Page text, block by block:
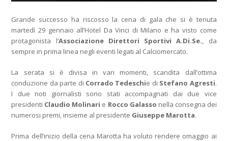
Grande successo ha riscosso la cena di gala che si è tenuta
martedì 29 gennaio all’Hotel Da Vinci di Milano e ha visto come
protagonista l’Associazione Direttori Sportivi A.Di.Se. , da
sempre in prima linea negli eventi legati al Calciomercato.
La serata si è divisa in vari momenti, scandita dall’ottima
conduzione da parte di Corrado Tedeschie di Stefano Agresti.
I due noti giornalisti sono stati accompagnati dai due vice
presidenti Claudio Molinari e Rocco Galasso nella consegna dei
numerosi premi, insieme al presidente Giuseppe Marotta.
Prima dell’inizio della cena Marotta ha voluto rendere omaggio ai